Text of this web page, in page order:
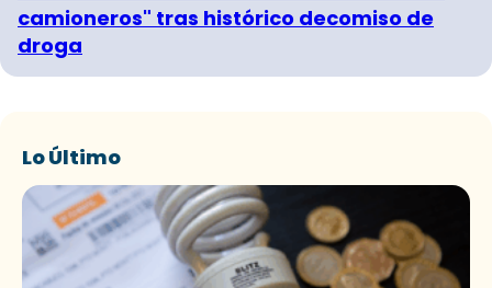
camioneros" tras histórico decomiso de
droga
Lo Último